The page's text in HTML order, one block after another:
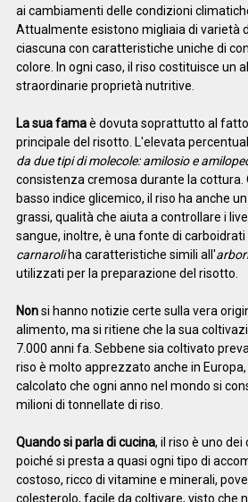
ai cambiamenti delle condizioni
Attualmente esistono migliaia di varietà
ciascuna con caratteristiche uniche di
colore. In ogni caso, il riso costituisce un
straordinarie proprietà nutritive.
La sua famaè dovuta soprattutto al
principale del risotto. L'elevata
da due tipi di molecole: amilosio e
consistenza cremosa durante la cottura.
basso indice glicemico, il riso ha anche
grassi, qualità che aiuta a controllare i
sangue, inoltre, è una fonte di
carnaroliha caratteristiche simili all'
utilizzati per la preparazione del risotto.
Nonsi hanno notizie certe sulla vera
alimento, ma si ritiene che la sua
7.000 anni fa. Sebbene sia coltivato
riso è molto apprezzato anche in
calcolato che ogni anno nel mondo si
milioni di tonnellate di riso.
Quando si parla di cucina, il riso è uno dei
poiché si presta a quasi ogni tipo di
costoso, ricco di vitamine e minerali,
colesterolo, facile da coltivare, visto che